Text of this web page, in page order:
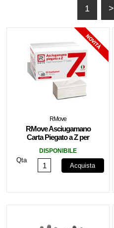
1 >
RMove
RMove Asciugamano
Carta Piegato a Z per
160pz
DISPONIBILE
Qta
Acquista